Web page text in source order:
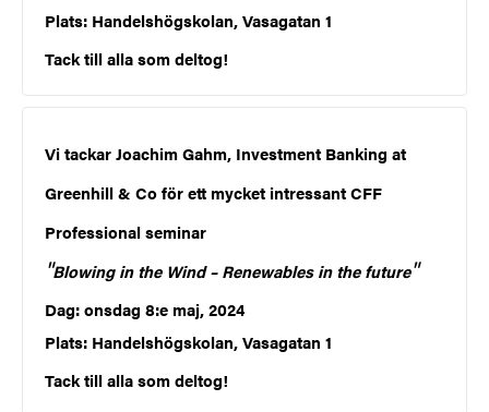
Plats: Handelshögskolan, Vasagatan 1
Tack till alla som deltog!
Vi tackar Joachim Gahm, Investment Banking at
Greenhill & Co för ett mycket intressant CFF
Professional seminar
"Blowing in the Wind – Renewables in the future"
Dag: onsdag 8:e maj, 2024
Plats: Handelshögskolan, Vasagatan 1
Tack till alla som deltog!